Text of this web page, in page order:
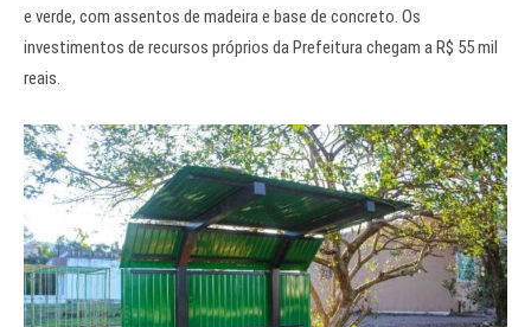
e verde, com assentos de madeira e base de concreto. Os
investimentos de recursos próprios da Prefeitura chegam a R$ 55 mil
reais.